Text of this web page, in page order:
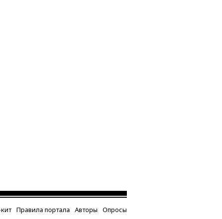
Правила портала Авторы Опросы